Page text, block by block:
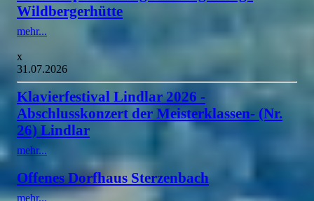
Wildbergerhütte
mehr...
x
31.07.2026
Klavierfestival Lindlar 2026 -
Abschlusskonzert der Meisterklassen- (Nr.
26) Lindlar
mehr...
Offenes Dorfhaus Sterzenbach
mehr...